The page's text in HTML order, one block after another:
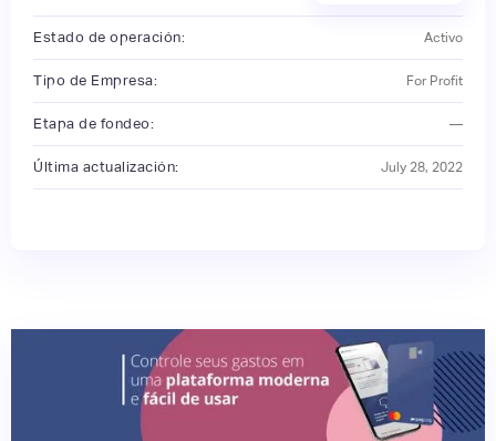
Estado de operación: Activo
Tipo de Empresa: For Profit
Etapa de fondeo: —
Última actualización: July 28, 2022